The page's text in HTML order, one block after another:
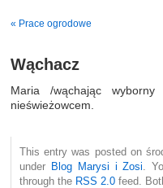
« Prace ogrodowe
Wąchacz
Maria /wąchając
nieświeżowcem.
This entry was posted on
under Blog Marysi i Zosi .
through the RSS 2.0 feed.